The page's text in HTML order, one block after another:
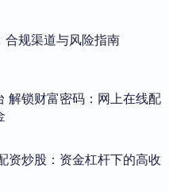
规渠道与风险指南
解锁财富密码：网上在线配
资炒股：资金杠杆下的高收